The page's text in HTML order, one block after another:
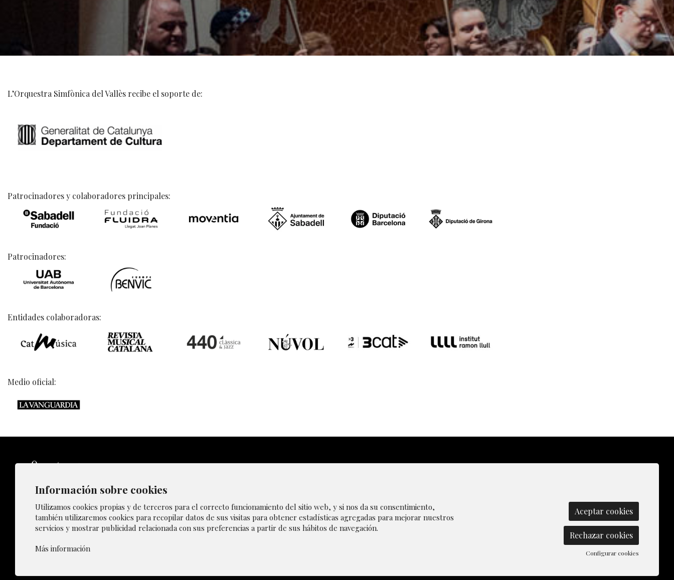
L’Orquestra Simfònica del Vallès recibe el soporte de:
Patrocinadores y colaboradores principales:
Patrocinadores:
Entidades colaboradoras:
Medio oficial:
Información sobre cookies
Utilizamos cookies propias y de terceros para el correcto funcionamiento del sitio web, y si nos da su consentimiento,
también utilizaremos cookies para recopilar datos de sus visitas para obtener estadísticas agregadas para mejorar nuestros
servicios y mostrar publicidad relacionada con sus preferencias a partir de sus hábitos de navegación.
Más información
Aceptar cookies
Rechazar cookies
Configurar cookies